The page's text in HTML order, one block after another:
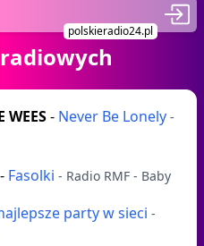
polskieradio24.pl
WEES- Never Be Lonely -
- Fasolki - Radio RMF - Baby
party w sieci -